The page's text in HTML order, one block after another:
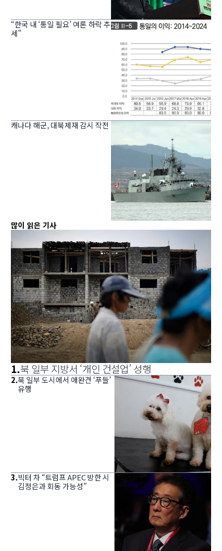
“한국 내 ‘통일 필요’ 여론 하락 추
세”
캐나다 해군, 대북제재 감시 작전
많이 읽은 기사
1.북 일부 지방서 ‘개인 건설업’ 성행
2.북 일부 도시에서 애완견 ‘푸들’
유행
3.빅터 차 “트럼프 APEC 방한 시
김정은과 회동 가능성”